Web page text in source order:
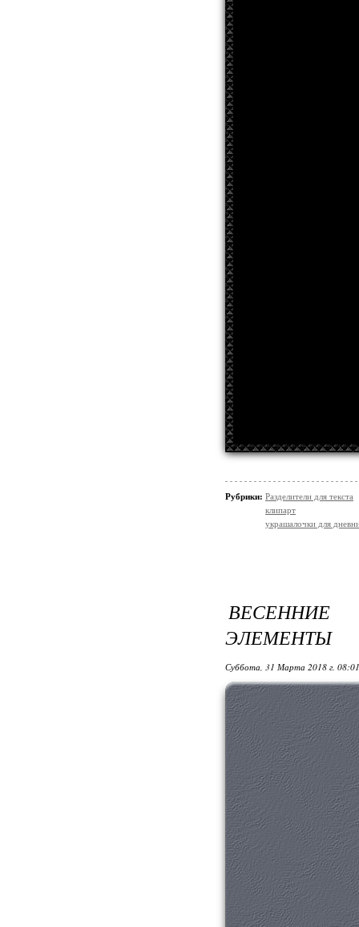
Рубрики: Разделители для текста
клипарт
украшалочки для
ВЕСЕННИЕ
ЭЛЕМЕНТЫ
Суббота, 31 Марта 2018 г.